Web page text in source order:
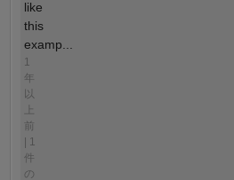
like
this
examp...
1
年
以
前
| 1
件
の